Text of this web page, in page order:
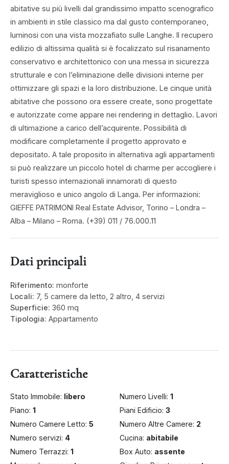
abitative su più livelli dal grandissimo impatto scenografico
in ambienti in stile classico ma dal gusto contemporaneo,
luminosi con una vista mozzafiato sulle Langhe. Il recupero
edilizio di altissima qualità si è focalizzato sul risanamento
conservativo e architettonico con una messa in sicurezza
strutturale e con l’eliminazione delle divisioni interne per
ottimizzare gli spazi e la loro distribuzione. Le cinque unità
abitative che possono ora essere create, sono progettate
e autorizzate come appare nei rendering in dettaglio. Lavori
di ultimazione a carico dell’acquirente. Possibilità di
modificare completamente il progetto approvato e
depositato. A tale proposito in alternativa agli appartamenti
si può realizzare un piccolo hotel di charme per accogliere i
turisti spesso internazionali innamorati di questo
meraviglioso e unico angolo di Langa. Per informazioni:
GIEFFE PATRIMONI Real Estate Advisor, Torino – Londra –
Alba – Milano – Roma. (+39) 011 / 76.000.11
Dati principali
Riferimento: monforte
Locali: 7, 5 camere da letto, 2 altro, 4 servizi
Superficie: 360 mq
Tipologia: Appartamento
Caratteristiche
Stato Immobile: libero Numero Livelli: 1
Piano: 1 Piani Edificio: 3
Numero Camere Letto: 5 Numero Altre Camere: 2
Numero servizi: 4 Cucina: abitabile
Numero Terrazzi: 1 Box Auto: assente